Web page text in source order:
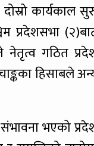
कार्यकाल
नेतृत्व गठित
हिसाबले
संभावना भएको